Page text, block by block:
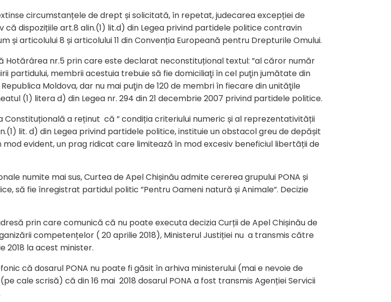
circumstanțele de drept și solicitată, în repetat, judecarea excepției de
dispozițiile art.8 alin.(1) lit.d) din Legea privind partidele politice contravin
și articolului 8 și articolului 11 din Convenția Europeană pentru Drepturile Omului.
Hotărârea nr.5 prin care este declarat neconstituțional textul: ”al căror număr
partidului, membrii acestuia trebuie să fie domiciliaţi în cel puţin jumătate din
Moldova, dar nu mai puţin de 120 de membri în fiecare din unităţile
(1) litera d) din Legea nr. 294 din 21 decembrie 2007 privind partidele politice.
a reținut că ” condiția criteriului numeric și al reprezentativității
lit. d) din Legea privind partidele politice, instituie un obstacol greu de depășit
evident, un prag ridicat care limitează în mod excesiv beneficiul libertății de
numite mai sus, Curtea de Apel Chișinău admite cererea grupului PONA și
să fie înregistrat partidul politic ”Pentru Oameni natură și Animale”. Decizie
prin care comunică că nu poate executa decizia Curții de Apel Chișinău de
competențelor ( 20 aprilie 2018), Ministerul Justiției nu a transmis către
2018 la acest minister.
că dosarul PONA nu poate fi găsit în arhiva ministerului (mai e nevoie de
cale scrisă) că din 16 mai 2018 dosarul PONA a fost transmis Agenției Servicii